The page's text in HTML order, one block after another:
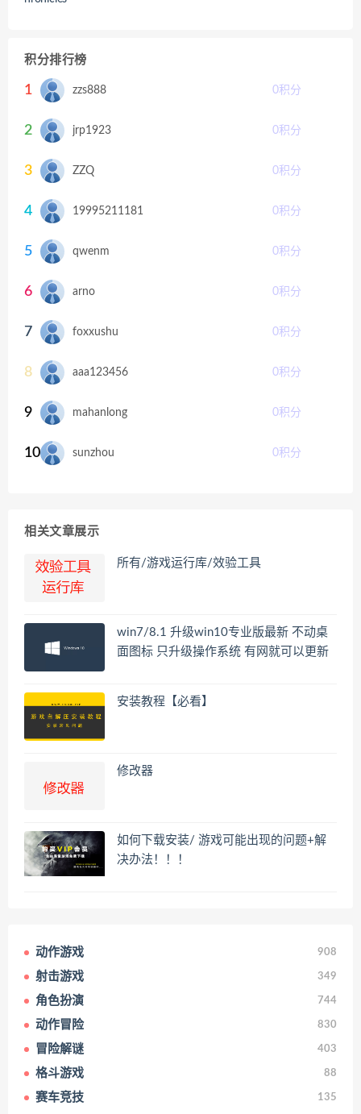
积分排行榜
1 zzs888 0积分
2 jrp1923 0积分
3 ZZQ 0积分
4 19995211181 0积分
5 qwenm 0积分
6 arno 0积分
7 foxxushu 0积分
8 aaa123456 0积分
9 mahanlong 0积分
10 sunzhou 0积分
相关文章展示
所有/游戏运行库/效验工具
win7/8.1 升级win10专业版最新 不动桌
面图标 只升级操作系统 有网就可以更新
安装教程【必看】
修改器
如何下载安装/ 游戏可能出现的问题+解
决办法！！！
动作游戏 908
射击游戏 349
角色扮演 744
动作冒险 830
冒险解谜 403
格斗游戏 88
赛车竞技 135